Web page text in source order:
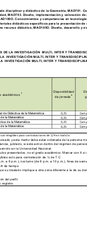
de Didáctica de la Matemática 0,25
la Matemática 0,25
de la Matemática 0,25
la Matemática 0,25
académicos 3
LA INVESTIGACIÓN  MULTI, INTER Y
INVESTIGACIÓN MULTI, INTER Y
INVESTIGACIÓN MULTI, INTER Y
y esta matriz debe estar ordenada de la persona
jubilado, si está activo dentro del régimen de
en la Universidad Nacional.
presentados, no el grado académico. Marcar con X
solo para contratación de ¼ de T.C
Disponibilidad
de jornada 6
elegibles para contrataciones de 1/4 en toda la
disciplinar y didáctico de la Geometría,
MAD703. Diseño, implementación y valoración
Conocimientos y competencias en
didácticos específicos para la presentación
recurso didáctico, MAD105O. Diseño, desarrollo y
su traslado implique a otra zona diferente a la de su
del perfil.
registro.
a 6 p.m.), nocturno (de 6 p.m. a 10 p.m.), fines de
de tiempo.